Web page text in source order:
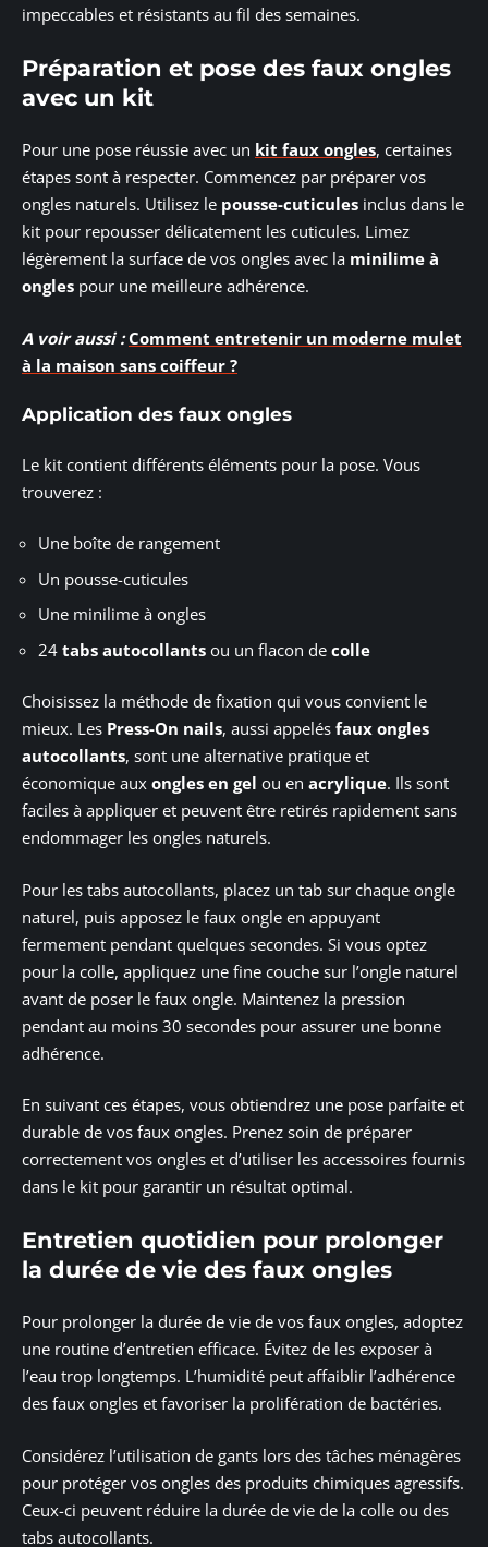
impeccables et résistants au fil des semaines.
Préparation et pose des faux ongles
avec un kit
Pour une pose réussie avec un kit faux ongles, certaines
étapes sont à respecter. Commencez par préparer vos
ongles naturels. Utilisez le pousse-cuticules inclus dans le
kit pour repousser délicatement les cuticules. Limez
légèrement la surface de vos ongles avec la minilime à
ongles pour une meilleure adhérence.
A voir aussi : Comment entretenir un moderne mulet
à la maison sans coiffeur ?
Application des faux ongles
Le kit contient différents éléments pour la pose. Vous
trouverez :
Une boîte de rangement
Un pousse-cuticules
Une minilime à ongles
24 tabs autocollants ou un flacon de colle
Choisissez la méthode de fixation qui vous convient le
mieux. Les Press-On nails, aussi appelés faux ongles
autocollants, sont une alternative pratique et
économique aux ongles en gel ou en acrylique. Ils sont
faciles à appliquer et peuvent être retirés rapidement sans
endommager les ongles naturels.
Pour les tabs autocollants, placez un tab sur chaque ongle
naturel, puis apposez le faux ongle en appuyant
fermement pendant quelques secondes. Si vous optez
pour la colle, appliquez une fine couche sur l’ongle naturel
avant de poser le faux ongle. Maintenez la pression
pendant au moins 30 secondes pour assurer une bonne
adhérence.
En suivant ces étapes, vous obtiendrez une pose parfaite et
durable de vos faux ongles. Prenez soin de préparer
correctement vos ongles et d’utiliser les accessoires fournis
dans le kit pour garantir un résultat optimal.
Entretien quotidien pour prolonger
la durée de vie des faux ongles
Pour prolonger la durée de vie de vos faux ongles, adoptez
une routine d’entretien efficace. Évitez de les exposer à
l’eau trop longtemps. L’humidité peut affaiblir l’adhérence
des faux ongles et favoriser la prolifération de bactéries.
Considérez l’utilisation de gants lors des tâches ménagères
pour protéger vos ongles des produits chimiques agressifs.
Ceux-ci peuvent réduire la durée de vie de la colle ou des
tabs autocollants.